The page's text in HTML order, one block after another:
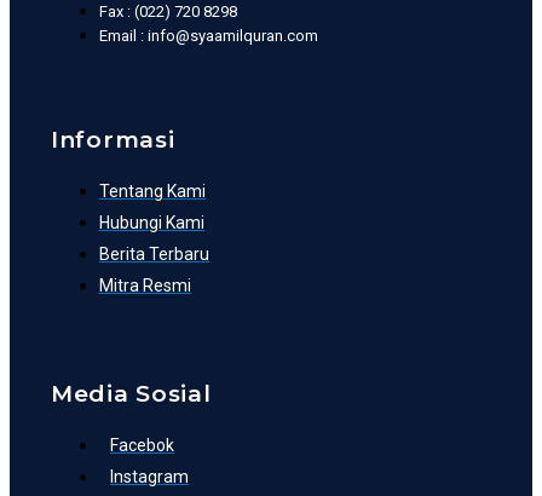
Fax : (022) 720 8298
Email : info@syaamilquran.com
Informasi
Tentang Kami
Hubungi Kami
Berita Terbaru
Mitra Resmi
Media Sosial
Facebok
Instagram